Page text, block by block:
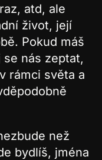
atd, ale
život, její
Pokud máš
se nás zeptat,
rámci světa a
než
bydlíš, jména